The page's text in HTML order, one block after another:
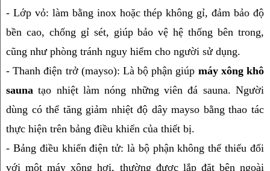
- Lớp vỏ: làm bằng inox hoặc thép không gỉ, đảm bảo độ
bền cao, chống gỉ sét, giúp bảo vệ hệ thống bên trong,
cũng như phòng tránh nguy hiểm cho người sử dụng.
- Thanh điện trở (mayso): Là bộ phận giúp máy xông khô
sauna tạo nhiệt làm nóng những viên đá sauna. Người
dùng có thể tăng giảm nhiệt độ dây mayso bằng thao tác
thực hiện trên bảng điều khiển của thiết bị.
- Bảng điều khiển điện tử: là bộ phận không thể thiếu đối
với một máy xông hơi, thường được lắp đặt bên ngoài